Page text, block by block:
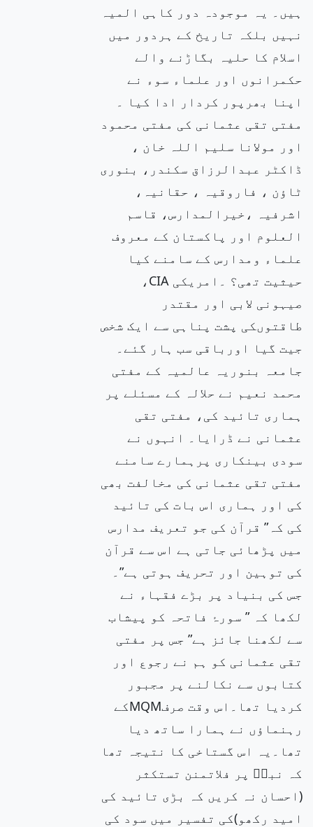
ہیں۔ یہ موجودہ دور کاہی المیہ
نہیں بلکہ تاریخ کے ہردور میں
اسلام کا حلیہ بگاڑنے والے
حکمرانوں اور علماء سوء نے
اپنا بھرپور کردار ادا کیا ۔
مفتی تقی عثمانی کی مفتی محمود
اور مولانا سلیم اللہ خان ،
ڈاکٹر عبدالرزاق سکندر، بنوری
ٹاؤن ، فاروقیہ ، حقانیہ،
اشرفیہ ،خیرالمدارس، قاسم
العلوم اور پاکستان کے معروف
علماء ومدارس کے سامنے کیا
حیثیت تھی؟ ۔امریکی CIA،
صیہونی لابی اور مقتدر
طاقتوںکی پشت پناہی سے ایک شخص
جیت گیا اورباقی سب ہار گئے۔
جامعہ بنوریہ عالمیہ کے مفتی
محمد نعیم نے حلالہ کے مسئلے پر
ہماری تائید کی، مفتی تقی
عثمانی نے ڈرایا۔ انہوں نے
سودی بینکاری پرہمارے سامنے
مفتی تقی عثمانی کی مخالفت بھی
کی اور ہماری اس بات کی تائید
کی کہ” قرآن کی جو تعریف مدارس
میں پڑھائی جاتی ہے اس سے قرآن
کی توہین اور تحریف ہوتی ہے”۔
جس کی بنیاد پر بڑے فقہاء نے
لکھا کہ ” سورۂ فاتحہ کو پیشاب
سے لکھنا جائز ہے” جس پر مفتی
تقی عثمانی کو ہم نے رجوع اور
کتابوں سے نکالنے پر مجبور
کردیا تھا۔اس وقت صرفMQMکے
رہنماؤں نے ہمارا ساتھ دیا
تھا۔یہ اس گستاخی کا نتیجہ تھا
کہ نبیۖ پر فلاتمنن تستکثر
(احسان نہ کریں کہ بڑی تائید کی
امید رکھو)کی تفسیر میں سود کی